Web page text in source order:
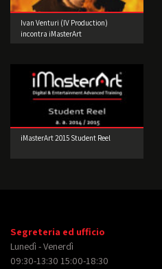
Ivan Venturi (IV Production)
incontra iMasterArt
iMasterArt 2015 Student Reel
Segreteria ed ufficio
Lunedì - Venerdì
09:30-13:30 15:00-18:30